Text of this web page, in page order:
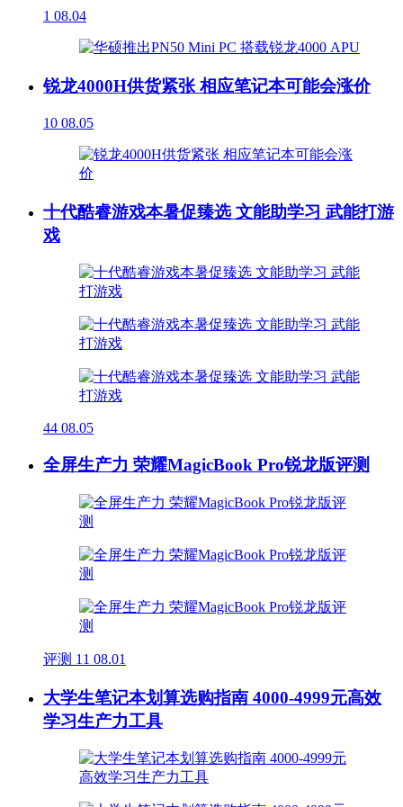
1 08.04
锐龙4000H供货紧张 相应笔记本可能会涨价
10 08.05
十代酷睿游戏本暑促臻选 文能助学习 武能打游
戏
44 08.05
全屏生产力 荣耀MagicBook Pro锐龙版评测
评测 11 08.01
大学生笔记本划算选购指南 4000-4999元高效
学习生产力工具